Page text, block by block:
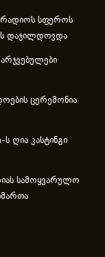
სფეროს
დაჯილდოვდა
ცერემონია
ღია კასტინგი
სამოყვარულო